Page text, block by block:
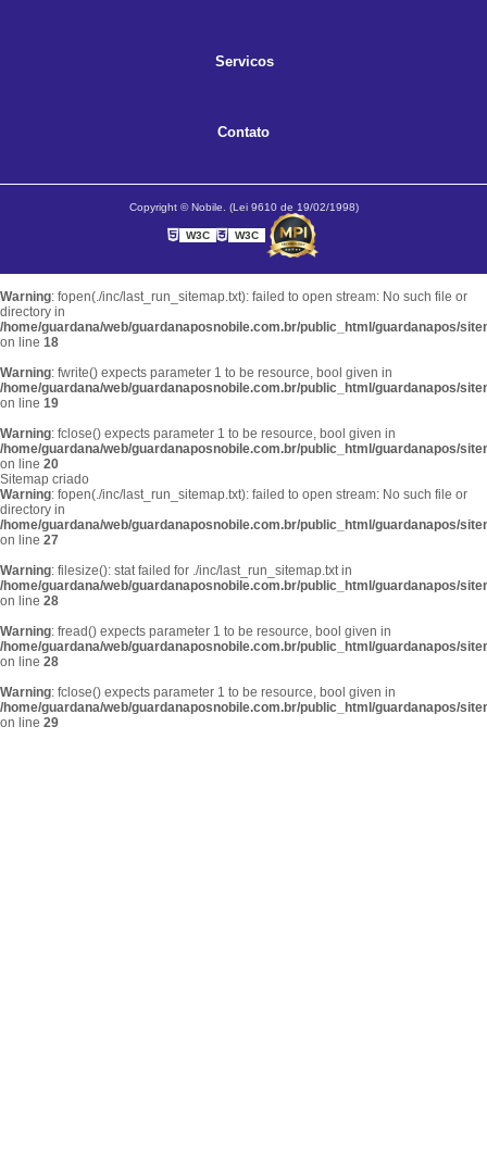
Servicos
Contato
Copyright © Nobile. (Lei 9610 de 19/02/1998)
W3C W3C
Warning: fopen(./inc/last_run_sitemap.txt): failed to open stream: No such file or
directory in
/home/guardana/web/guardanaposnobile.com.br/public_html/guardanapos/
on line 18
Warning: fwrite() expects parameter 1 to be resource, bool given in
/home/guardana/web/guardanaposnobile.com.br/public_html/guardanapos/
on line 19
Warning: fclose() expects parameter 1 to be resource, bool given in
/home/guardana/web/guardanaposnobile.com.br/public_html/guardanapos/
on line 20
Sitemap criado
Warning: fopen(./inc/last_run_sitemap.txt): failed to open stream: No such file or
directory in
/home/guardana/web/guardanaposnobile.com.br/public_html/guardanapos/
on line 27
Warning: filesize(): stat failed for ./inc/last_run_sitemap.txt in
/home/guardana/web/guardanaposnobile.com.br/public_html/guardanapos/
on line 28
Warning: fread() expects parameter 1 to be resource, bool given in
/home/guardana/web/guardanaposnobile.com.br/public_html/guardanapos/
on line 28
Warning: fclose() expects parameter 1 to be resource, bool given in
/home/guardana/web/guardanaposnobile.com.br/public_html/guardanapos/
on line 29